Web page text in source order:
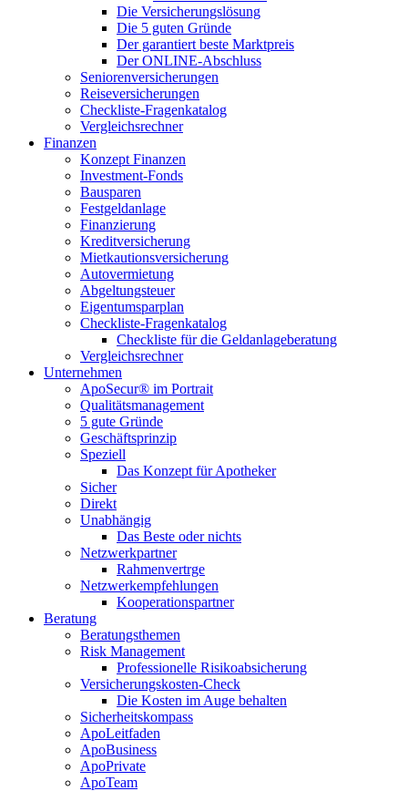
Die Versicherungslösung
Die 5 guten Gründe
Der garantiert beste Marktpreis
Der ONLINE-Abschluss
Seniorenversicherungen
Reiseversicherungen
Checkliste-Fragenkatalog
Vergleichsrechner
Finanzen
Konzept Finanzen
Investment-Fonds
Bausparen
Festgeldanlage
Finanzierung
Kreditversicherung
Mietkautionsversicherung
Autovermietung
Abgeltungsteuer
Eigentumsparplan
Checkliste-Fragenkatalog
Checkliste für die Geldanlageberatung
Vergleichsrechner
Unternehmen
ApoSecur® im Portrait
Qualitätsmanagement
5 gute Gründe
Geschäftsprinzip
Speziell
Das Konzept für Apotheker
Sicher
Direkt
Unabhängig
Das Beste oder nichts
Netzwerkpartner
Rahmenvertrge
Netzwerkempfehlungen
Kooperationspartner
Beratung
Beratungsthemen
Risk Management
Professionelle Risikoabsicherung
Versicherungskosten-Check
Die Kosten im Auge behalten
Sicherheitskompass
ApoLeitfaden
ApoBusiness
ApoPrivate
ApoTeam